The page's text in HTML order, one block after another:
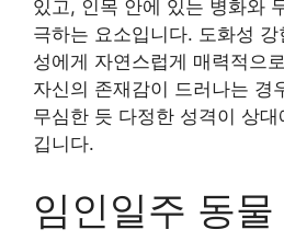
있고, 인목 안에 있는 병화와
극하는 요소입니다. 도화성
성에게 자연스럽게 매력적으
자신의 존재감이 드러나는 경
무심한 듯 다정한 성격이 상
깁니다.
임인일주 동물